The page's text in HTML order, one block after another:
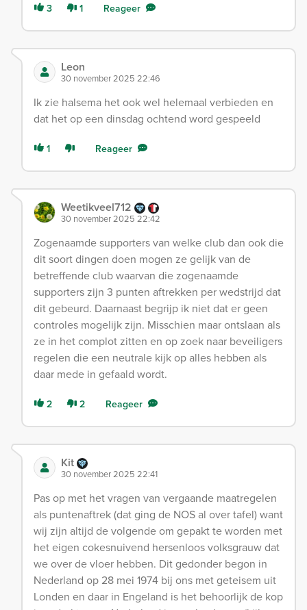
3 1 Reageer
Leon
30 november 2025 22:46
Ik zie halsema het ook wel helemaal verbieden en
dat het op een dinsdag ochtend word gespeeld
1 Reageer
Weetikveel712
30 november 2025 22:42
Zogenaamde supporters van welke club dan ook die
dit soort dingen doen mogen ze gelijk van de
betreffende club waarvan die zogenaamde
supporters zijn 3 punten aftrekken per wedstrijd dat
dit gebeurd. Daarnaast begrijp ik niet dat er geen
controles mogelijk zijn. Misschien maar ontslaan als
ze in het complot zitten en op zoek naar beveiligers
regelen die een neutrale kijk op alles hebben als
daar mede in gefaald wordt.
2 2 Reageer
Kit
30 november 2025 22:41
Pas op met het vragen van vergaande maatregelen
als puntenaftrek (dat ging de NOS al over tafel) want
wij zijn altijd de volgende om gepakt te worden met
het eigen cokesnuivend hersenloos volksgrauw dat
we over de vloer hebben. Dit gedonder begon in
Nederland op 28 mei 1974 bij ons met geteisem uit
Londen en daar in Engeland is het behoorlijk de kop